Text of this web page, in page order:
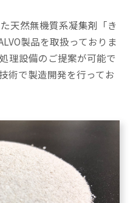
天然無機質系凝集剤「き
製品を取扱っておりま
理設備のご提案が可能で
術で製造開発を行ってお